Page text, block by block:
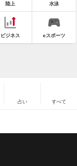
陸上 水泳
ビジネス eスポーツ
占い すべて